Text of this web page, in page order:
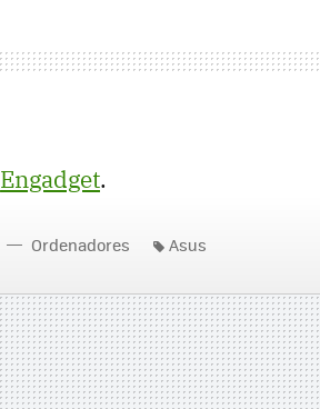
Engadget.
Ordenadores Asus